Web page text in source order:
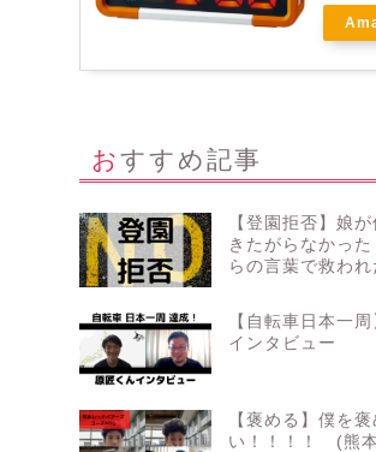
おすすめ記事
【登園拒否】娘
きたがらなかっ
らの言葉で救われ
【自転車日本一
インタビュー
【褒める】僕を
い！！！！ (熊